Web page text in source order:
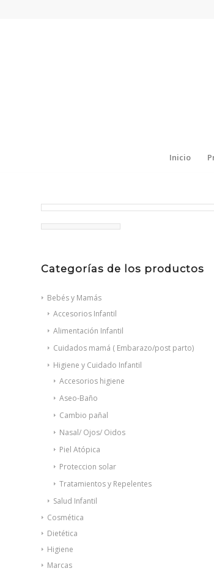
Inicio
Categorías de los productos
Bebés y Mamás
Accesorios Infantil
Alimentación Infantil
Cuidados mamá ( Embarazo/post parto)
Higiene y Cuidado Infantil
Accesorios higiene
Aseo-Baño
Cambio pañal
Nasal/ Ojos/ Oidos
Piel Atópica
Proteccion solar
Tratamientos y Repelentes
Salud Infantil
Cosmética
Dietética
Higiene
Marcas